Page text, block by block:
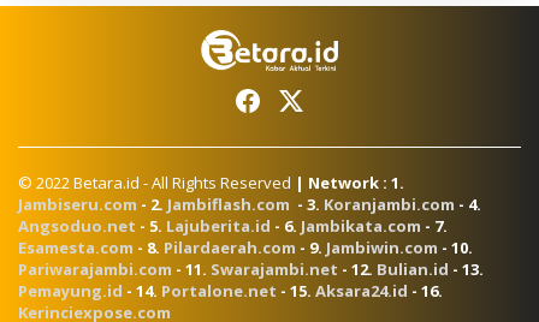
© 2022 Betara.id - All Rights Reserved | Network : 1.
Jambiseru.com - 2. Jambiflash.com - 3. Koranjambi.com - 4.
Angsoduo.net - 5. Lajuberita.id - 6. Jambikata.com - 7.
Esamesta.com - 8. Pilardaerah.com - 9. Jambiwin.com - 10.
Pariwarajambi.com - 11. Swarajambi.net - 12. Bulian.id - 13.
Pemayung.id - 14. Portalone.net - 15. Aksara24.id - 16.
Kerinciexpose.com